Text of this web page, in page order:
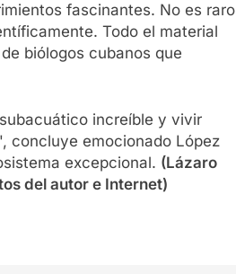
fascinantes. No es raro
Todo el material
biólogos cubanos que
increíble y vivir
concluye emocionado López
excepcional. (Lázaro
del autor e Internet)